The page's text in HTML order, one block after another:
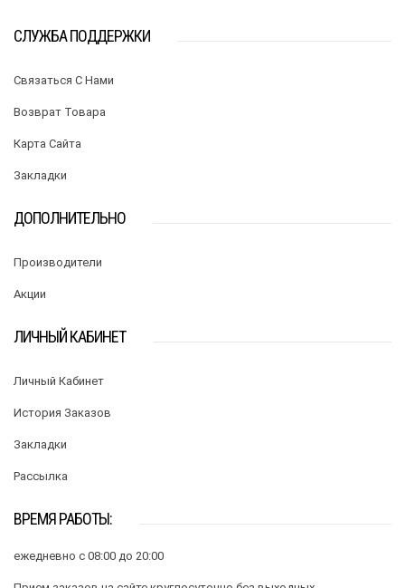
СЛУЖБА ПОДДЕРЖКИ
Связаться С Нами
Возврат Товара
Карта Сайта
Закладки
ДОПОЛНИТЕЛЬНО
Производители
Акции
ЛИЧНЫЙ КАБИНЕТ
Личный Кабинет
История Заказов
Закладки
Рассылка
ВРЕМЯ РАБОТЫ:
ежедневно с 08:00 до 20:00